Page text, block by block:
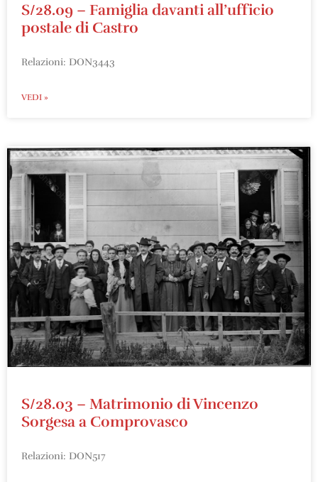
S/28.09 – Famiglia davanti all’ufficio
postale di Castro
Relazioni: DON3443
VEDI »
S/28.03 – Matrimonio di Vincenzo
Sorgesa a Comprovasco
Relazioni: DON517